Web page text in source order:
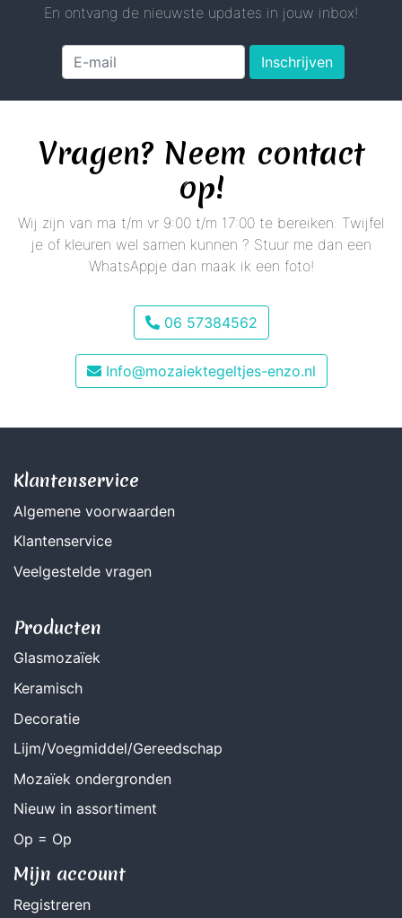
En ontvang de nieuwste updates in jouw inbox!
Inschrijven
Vragen? Neem contact
op!
Wij zijn van ma t/m vr 9:00 t/m 17:00 te bereiken. Twijfel
je of kleuren wel samen kunnen ? Stuur me dan een
WhatsAppje dan maak ik een foto!
06 57384562
Info@mozaiektegeltjes-enzo.nl
Klantenservice
Algemene voorwaarden
Klantenservice
Veelgestelde vragen
Producten
Glasmozaïek
Keramisch
Decoratie
Lijm/Voegmiddel/Gereedschap
Mozaïek ondergronden
Nieuw in assortiment
Op = Op
Mijn account
Registreren